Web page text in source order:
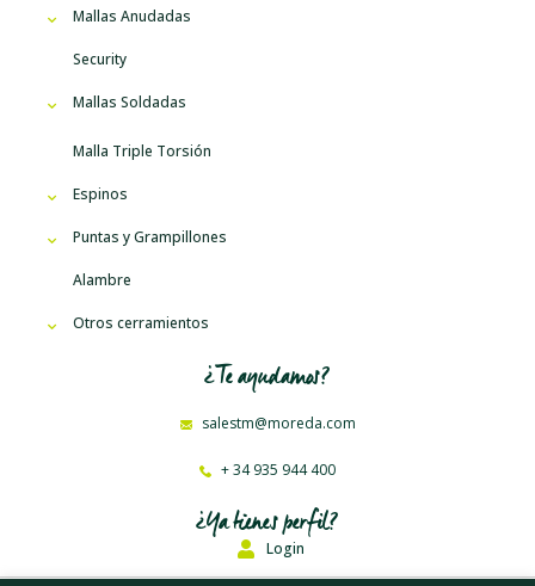
Mallas Anudadas
Security
Mallas Soldadas
Malla Triple Torsión
Espinos
Puntas y Grampillones
Alambre
Otros cerramientos
¿Te ayudamos?
salestm@moreda.com
+ 34 935 944 400
¿Ya tienes perfil?
Login